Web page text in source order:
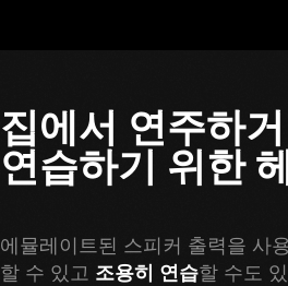
집에서 연주하
연습하기 위한
에뮬레이트된 스피커 출력을 사
할 수 있고 조용히 연습할 수도